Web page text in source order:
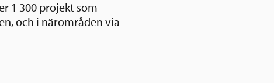
&
1 300 projekt som
och i närområden via